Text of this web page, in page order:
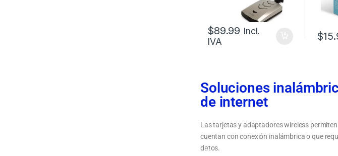
$89.99 Incl.
IVA
$
Soluciones
de internet
Las tarjetas y adaptadores wireless
cuentan con conexión inalámbrica o que
datos.
Tipos de adaptadores WiFi: USB, PCI y tarjetas